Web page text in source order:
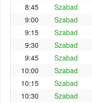
8:45
Szabad
9:00
Szabad
9:15
Szabad
9:30
Szabad
9:45
Szabad
10:00
Szabad
10:15
Szabad
10:30
Szabad